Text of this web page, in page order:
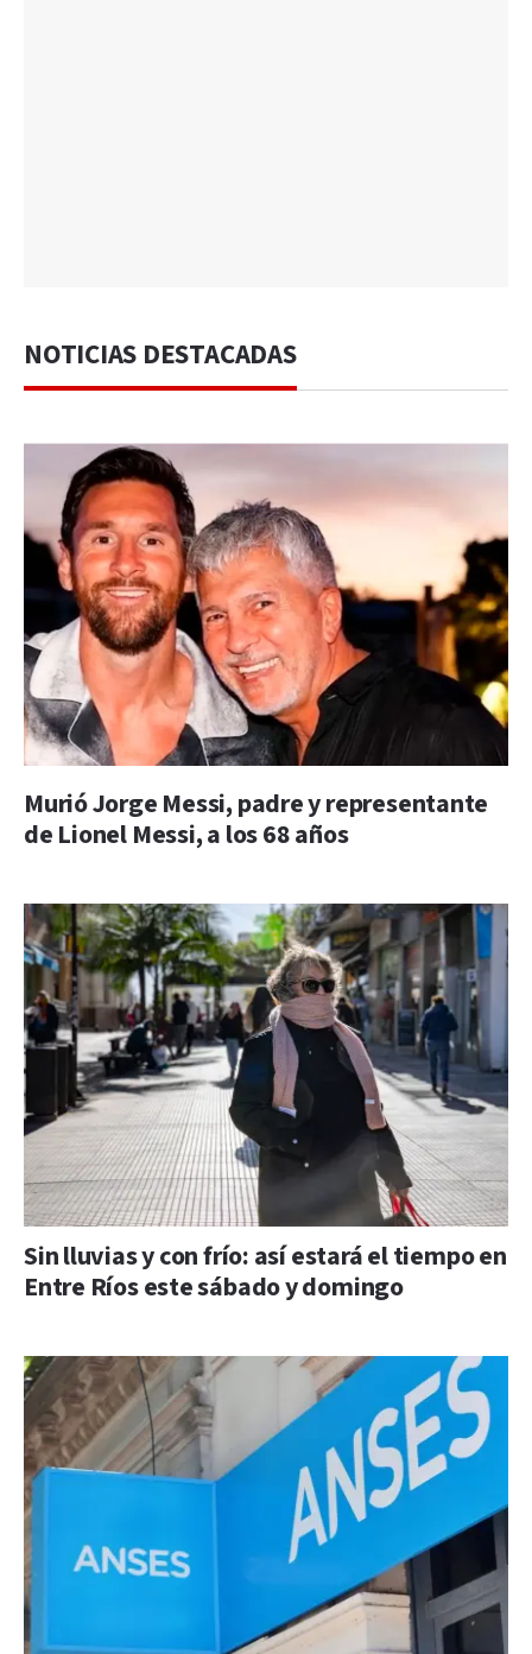
NOTICIAS DESTACADAS
Murió Jorge Messi, padre y representante
de Lionel Messi, a los 68 años
Sin lluvias y con frío: así estará el tiempo en
Entre Ríos este sábado y domingo